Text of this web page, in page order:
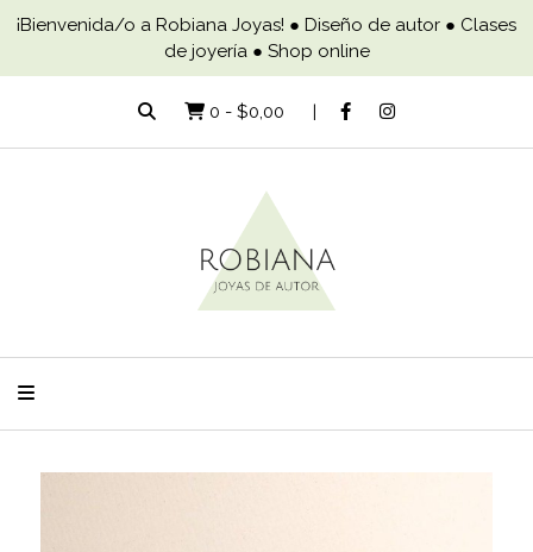
¡Bienvenida/o a Robiana Joyas! ● Diseño de autor ● Clases
de joyería ● Shop online
0 - $0,00